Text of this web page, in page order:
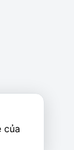
của